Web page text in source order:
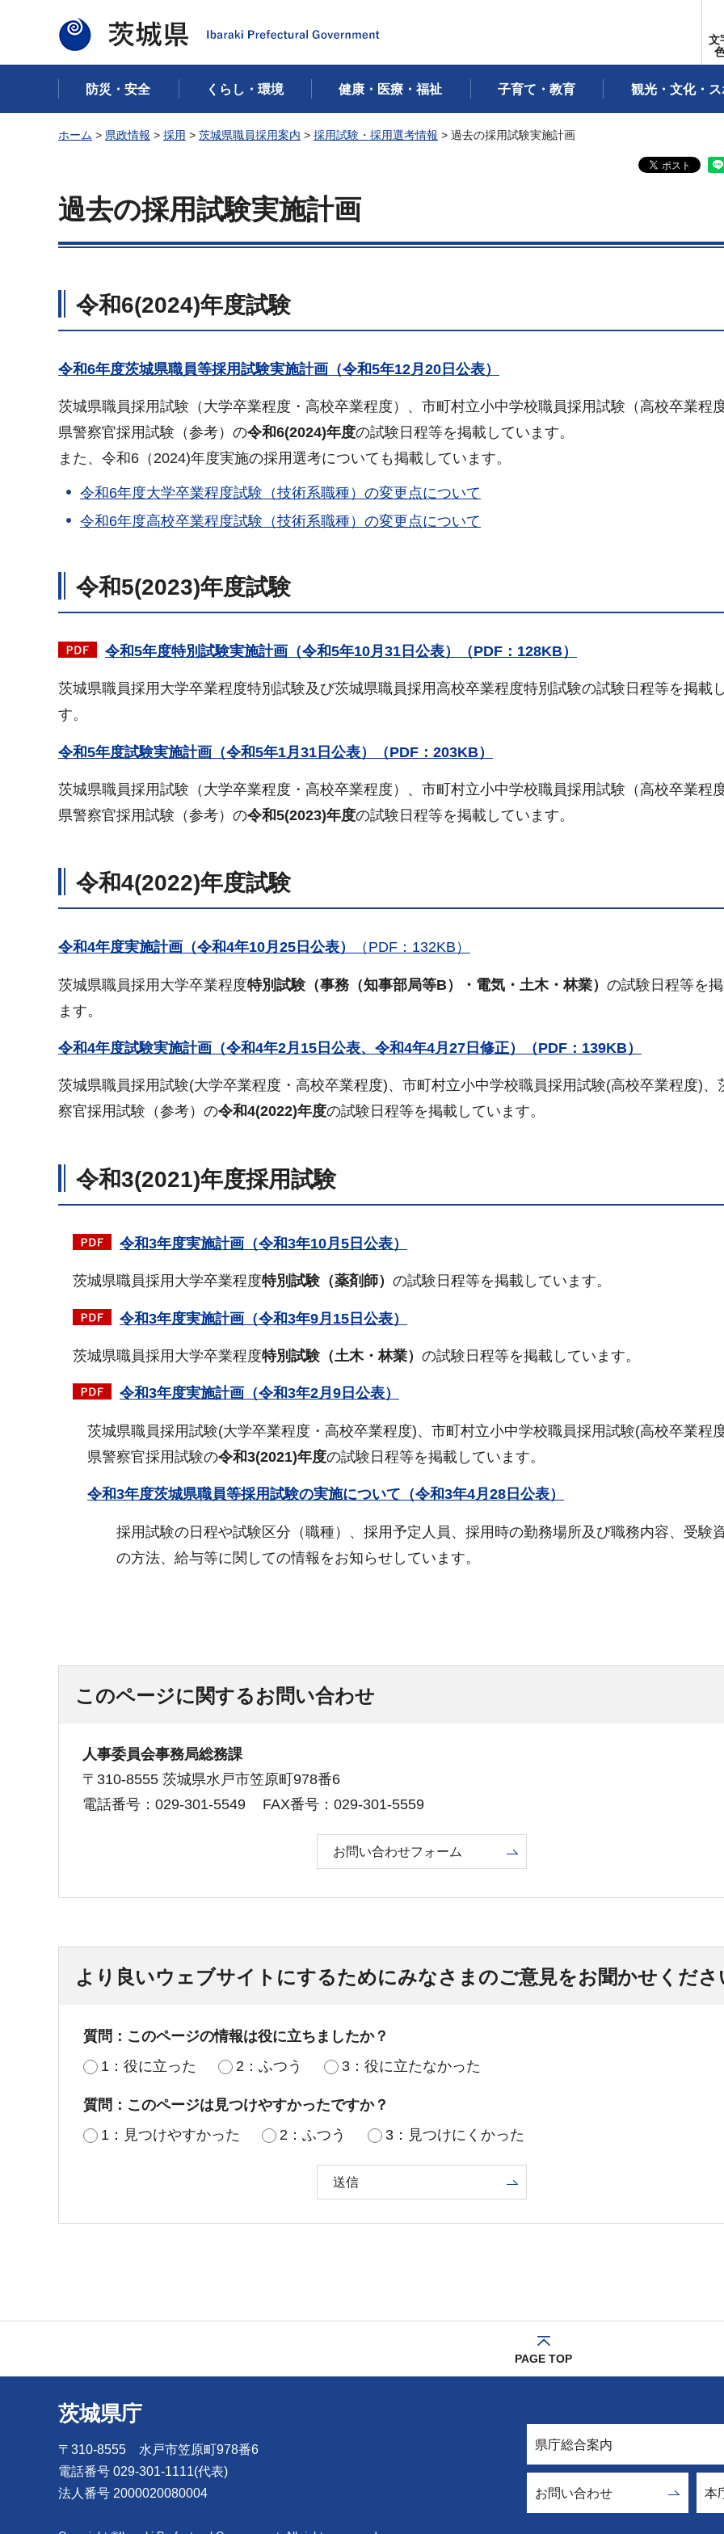
茨城県
文
防災・安全 くらし・環境 健康・医療・福祉 子育て・教育 観光・文化・
ホーム > 県政情報 > 採用 > 茨城県職員採用案内 > 採用試験・採用選考情報 > 過去の採用試験実施計画
過去の採用試験実施計画
令和6(2024)年度試験
令和6年度茨城県職員等採用試験実施計画（令和5年12月20日公表）
茨城県職員採用試験（大学卒業程度・高校卒業程度）、市町村立小中学校職員採用試験（高校卒業程
県警察官採用試験（参考）の令和6(2024)年度の試験日程等を掲載しています。
また、令和6（2024)年度実施の採用選考についても掲載しています。
令和6年度大学卒業程度試験（技術系職種）の変更点について
令和6年度高校卒業程度試験（技術系職種）の変更点について
令和5(2023)年度試験
令和5年度特別試験実施計画（令和5年10月31日公表）（PDF：128KB）
茨城県職員採用大学卒業程度特別試験及び茨城県職員採用高校卒業程度特別試験の試験日程等を掲載
す。
令和5年度試験実施計画（令和5年1月31日公表）（PDF：203KB）
茨城県職員採用試験（大学卒業程度・高校卒業程度）、市町村立小中学校職員採用試験（高校卒業程
県警察官採用試験（参考）の令和5(2023)年度の試験日程等を掲載しています。
令和4(2022)年度試験
令和4年度実施計画（令和4年10月25日公表） （PDF：132KB）
茨城県職員採用大学卒業程度特別試験（事務（知事部局等B）・電気・土木・林業） の試験日程等を
ます。
令和4年度試験実施計画（令和4年2月15日公表、令和4年4月27日修正）（PDF：139KB）
茨城県職員採用試験(大学卒業程度・高校卒業程度)、市町村立小中学校職員採用試験(高校卒業程度)、
察官採用試験（参考）の令和4(2022)年度の試験日程等を掲載しています。
令和3(2021)年度採用試験
令和3年度実施計画（令和3年10月5日公表）
茨城県職員採用大学卒業程度特別試験（薬剤師） の試験日程等を掲載しています。
令和3年度実施計画（令和3年9月15日公表）
茨城県職員採用大学卒業程度特別試験（土木・林業） の試験日程等を掲載しています。
令和3年度実施計画（令和3年2月9日公表）
茨城県職員採用試験(大学卒業程度・高校卒業程度)、市町村立小中学校職員採用試験(高校卒業程
県警察官採用試験の令和3(2021)年度の試験日程等を掲載しています。
令和3年度茨城県職員等採用試験の実施について（令和3年4月28日公表）
採用試験の日程や試験区分（職種）、採用予定人員、採用時の勤務場所及び職務内容、受験
の方法、給与等に関しての情報をお知らせしています。
このページに関するお問い合わせ
人事委員会事務局総務課
〒310-8555 茨城県水戸市笠原町978番6
電話番号：029-301-5549
FAX番号：029-301-5559
お問い合わせフォーム
より良いウェブサイトにするためにみなさまのご意見をお聞かせくださ
質問：このページの情報は役に立ちましたか？
1：役に立った
2：ふつう 3：役に立たなかった
質問：このページは見つけやすかったですか？
1：見つけやすかった
2：ふつう 3：見つけにくかった
PAGE TOP
茨城県庁
〒310-8555 水戸市笠原町978番6
電話番号 029-301-1111(代表)
法人番号 2000020080004
県庁総合案内
お問い合わせ 本